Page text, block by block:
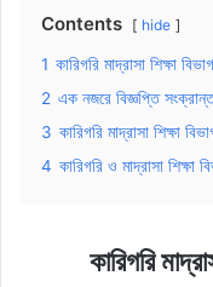
Contents hide
1 কারিগরি মাদ্রাসা শিক্ষা
2 এক নজরে বিজ্ঞপ্তি
3 কারিগরি মাদ্রাসা শিক্ষা
4 কারিগরি ও মাদ্রাসা শিক্ষা
কারিগরি